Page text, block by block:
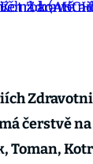
čerstvě
Toman,